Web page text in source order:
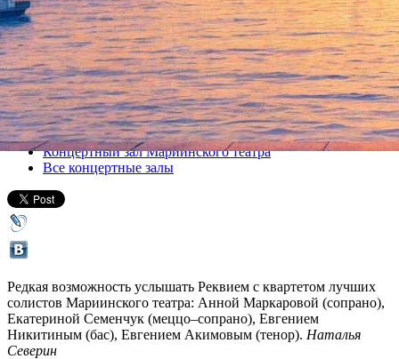
«Реквием» Верди
28 апреля 2012, суббота,19.00
Версия для печати
Все концерты
Концертный зал Мариинского театра
Все концертные залы
Редкая возможность услышать Реквием с квартетом лучших
солистов Мариинского театра: Анной Маркаровой (сопрано),
Екатериной Семенчук (меццо–сопрано), Евгением
Никитиным (бас), Евгением Акимовым (тенор). Наталья
Северин